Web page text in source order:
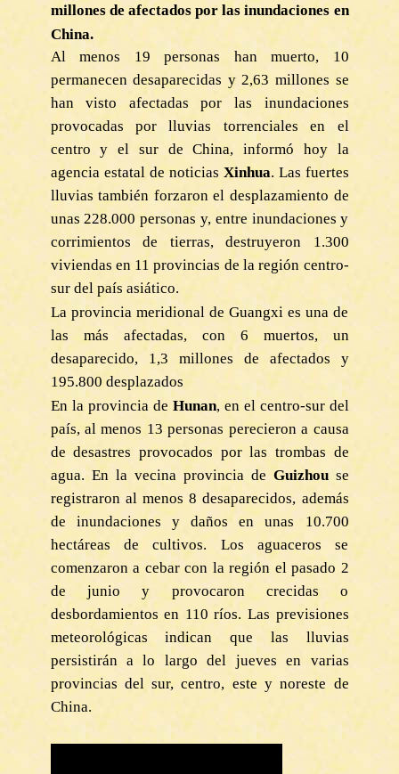
millones de afectados por las inundaciones en
China.
Al menos 19 personas han muerto, 10
permanecen desaparecidas y 2,63 millones se
han visto afectadas por las inundaciones
provocadas por lluvias torrenciales en el
centro y el sur de China, informó hoy la
agencia estatal de noticias Xinhua. Las fuertes
lluvias también forzaron el desplazamiento de
unas 228.000 personas y, entre inundaciones y
corrimientos de tierras, destruyeron 1.300
viviendas en 11 provincias de la región centro-
sur del país asiático.
La provincia meridional de Guangxi es una de
las más afectadas, con 6 muertos, un
desaparecido, 1,3 millones de afectados y
195.800 desplazados
En la provincia de Hunan, en el centro-sur del
país, al menos 13 personas perecieron a causa
de desastres provocados por las trombas de
agua. En la vecina provincia de Guizhouse
registraron al menos 8 desaparecidos, además
de inundaciones y daños en unas 10.700
hectáreas de cultivos. Los aguaceros se
comenzaron a cebar con la región el pasado 2
de junio y provocaron crecidas o
desbordamientos en 110 ríos. Las previsiones
meteorológicas indican que las lluvias
persistirán a lo largo del jueves en varias
provincias del sur, centro, este y noreste de
China.